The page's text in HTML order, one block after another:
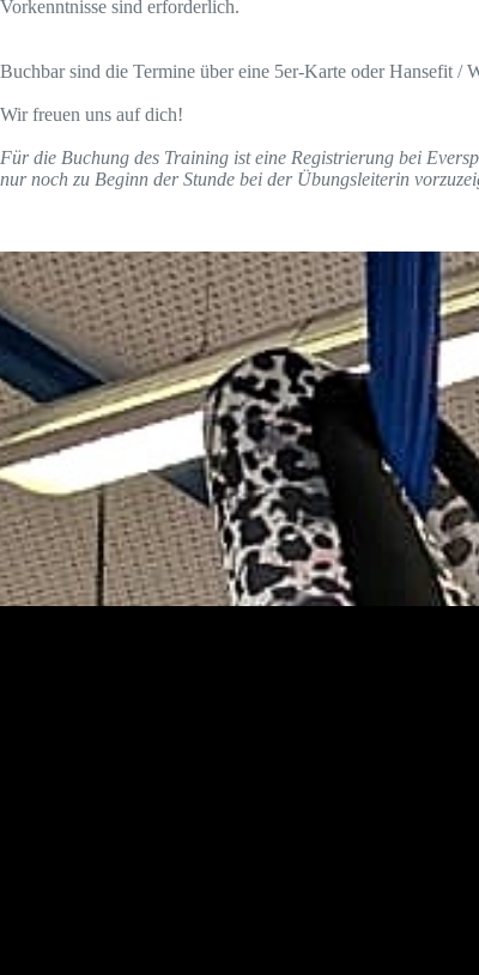
Vorkenntnisse sind erforderlich.
Buchbar sind die Termine über eine 5er-Karte oder Hansefit /
Wir freuen uns auf dich!
Für die Buchung des Training ist eine Registrierung bei
nur noch zu Beginn der Stunde bei der Übungsleiterin